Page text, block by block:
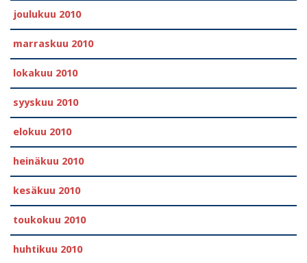
joulukuu 2010
marraskuu 2010
lokakuu 2010
syyskuu 2010
elokuu 2010
heinäkuu 2010
kesäkuu 2010
toukokuu 2010
huhtikuu 2010